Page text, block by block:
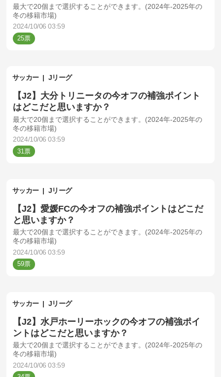
最大で20個まで選択することができます。(2024年-2025年の
冬の移籍市場)
2024/10/06 03:59
25
サッカー Jリーグ
【J2】大分トリニータの今オフの補強ポイント
はどこだと思いますか？
最大で20個まで選択することができます。(2024年-2025年の
冬の移籍市場)
2024/10/06 03:59
31
サッカー Jリーグ
【J2】愛媛FCの今オフの補強ポイントはどこだ
と思いますか？
最大で20個まで選択することができます。(2024年-2025年の
冬の移籍市場)
2024/10/06 03:59
59
サッカー Jリーグ
【J2】水戸ホーリーホックの今オフの補強ポイ
ントはどこだと思いますか？
最大で20個まで選択することができます。(2024年-2025年の
冬の移籍市場)
2024/10/06 03:59